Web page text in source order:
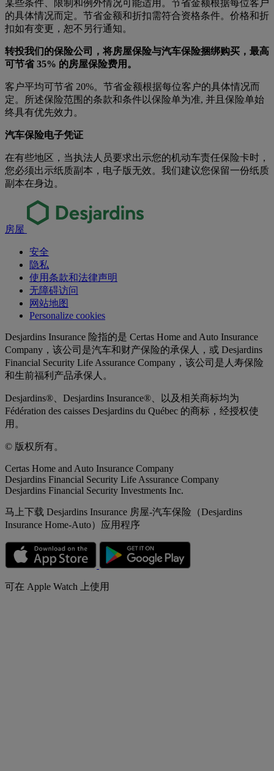
某些条件、限制和例外情况可能适用。节省金额根据每位客户
的具体情况而定。节省金额和折扣需符合资格条件。价格和折
扣如有变更，恕不另行通知。
转投我们的保险公司，将房屋保险与汽车保险捆绑购买，最高
可节省 35% 的房屋保险费用。
客户平均可节省 20%。节省金额根据每位客户的具体情况而
定。所述保险范围的条款和条件以保险单为准, 并且保险单始
终具有优先效力。
汽车保险电子凭证
在有些地区，当执法人员要求出示您的机动车责任保险卡时，
您必须出示纸质副本，电子版无效。我们建议您保留一份纸质
副本在身边。
房屋
安全
隐私
使用条款和法律声明
无障碍访问
网站地图
Personalize cookies
Desjardins Insurance 险指的是 Certas Home and Auto Insurance
Company，该公司是汽车和财产保险的承保人，或 Desjardins
Financial Security Life Assurance Company，该公司是人寿保险
和生前福利产品承保人。
Desjardins®、Desjardins Insurance®、以及相关商标均为
Fédération des caisses Desjardins du Québec 的商标，经授权使
用。
© 版权所有。
Certas Home and Auto Insurance Company
Desjardins Financial Security Life Assurance Company
Desjardins Financial Security Investments Inc.
马上下载 Desjardins Insurance 房屋-汽车保险（Desjardins
Insurance Home-Auto）应用程序
可在 Apple Watch 上使用